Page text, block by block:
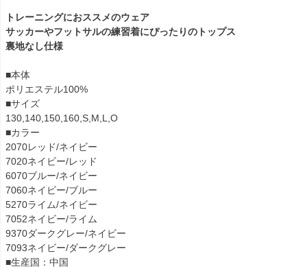
トレーニングにおススメのウェア
サッカーやフットサルの練習着にぴったりのトップス
裏地なし仕様
■本体
ポリエステル100%
■サイズ
130,140,150,160,S,M,L,O
■カラー
2070レッド/ネイビー
7020ネイビー/レッド
6070ブルー/ネイビー
7060ネイビー/ブルー
5270ライム/ネイビー
7052ネイビー/ライム
9370ダークグレー/ネイビー
7093ネイビー/ダークグレー
■生産国：中国